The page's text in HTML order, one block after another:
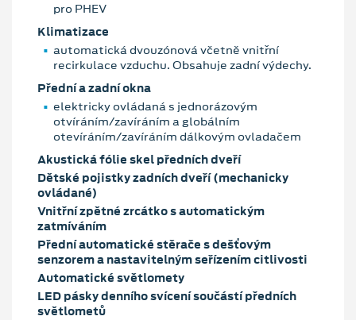
pro PHEV
Klimatizace
automatická dvouzónová včetně vnitřní
recirkulace vzduchu. Obsahuje zadní výdechy.
Přední a zadní okna
elektricky ovládaná s jednorázovým
otvíráním/zavíráním a globálním
otevíráním/zavíráním dálkovým ovladačem
Akustická fólie skel předních dveří
Dětské pojistky zadních dveří (mechanicky
ovládané)
Vnitřní zpětné zrcátko s automatickým
zatmíváním
Přední automatické stěrače s dešťovým
senzorem a nastavitelným seřízením citlivosti
Automatické světlomety
LED pásky denního svícení součástí předních
světlometů